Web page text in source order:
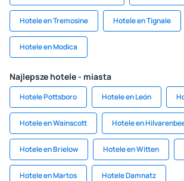
Hotele en Tremosine Hotele en Tignale
Hotele en Modica
Najlepsze hotele - miasta
Hotele Pottsboro Hotele en León
Hotele en Wainscott Hotele en
Hotele en Brielow Hotele en Witten
Hotele en Martos Hotele Damnatz